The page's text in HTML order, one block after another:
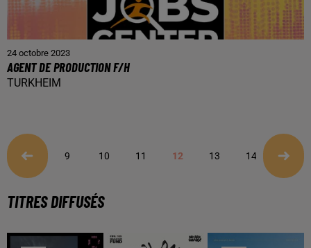
24 octobre 2023
AGENT DE PRODUCTION F/H
TURKHEIM
9 10 11 12 13 14 15
TITRES DIFFUSÉS